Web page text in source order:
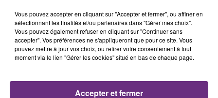
14h39
L'ORDRE SUR LES CONDITIONS DE...
Alors que les dates de début des vendange 2026
Vous pouvez accepter en cliquant sur "Accepter et fermer", ou affiner en
sélectionnant les finalités et/ou partenaires dans "Gérer mes choix".
Vous pouvez également refuser en cliquant sur "Continuer sans
accepter". Vos préférences ne s'appliqueront que pour ce site. Vous
pouvez mettre à jour vos choix, ou retirer votre consentement à tout
moment via le lien "Gérer les cookies" situé en bas de chaque page.
Accepter et fermer